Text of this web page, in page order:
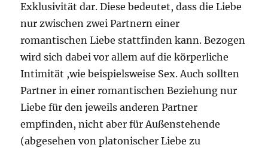
Exklusivität dar. Diese bedeutet, dass die Liebe
nur zwischen zwei Partnern einer
romantischen Liebe stattfinden kann. Bezogen
wird sich dabei vor allem auf die körperliche
Intimität ,wie beispielsweise Sex. Auch sollten
Partner in einer romantischen Beziehung nur
Liebe für den jeweils anderen Partner
empfinden, nicht aber für Außenstehende
(abgesehen von platonischer Liebe zu